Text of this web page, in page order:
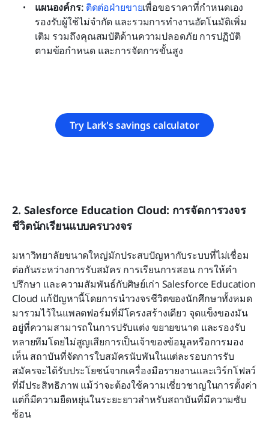
แผนองค์กร: ติดต่อฝ่ายขายเพื่อขอราคาที่กำหนดเอง
รองรับผู้ใช้ไม่จำกัด และรวมการทำงานอัตโนมัติเพิ่ม
เติม รวมถึงคุณสมบัติด้านความปลอดภัย การปฏิบัติ
ตามข้อกำหนด และการจัดการขั้นสูง
Try Lark's savings calculator
2. Salesforce Education Cloud: การจัดการวงจร
ชีวิตนักเรียนแบบครบวงจร
มหาวิทยาลัยขนาดใหญ่มักประสบปัญหากับระบบที่ไม่เชื่อม
ต่อกันระหว่างการรับสมัคร การเรียนการสอน การให้คำ
ปรึกษา และความสัมพันธ์กับศิษย์เก่า Salesforce Education
Cloud แก้ปัญหานี้โดยการนำวงจรชีวิตของนักศึกษาทั้งหมด
มารวมไว้ในแพลตฟอร์มที่มีโครงสร้างเดียว จุดแข็งของมัน
อยู่ที่ความสามารถในการปรับแต่ง ขยายขนาด และรองรับ
หลายทีมโดยไม่สูญเสียการเป็นเจ้าของข้อมูลหรือการมอง
เห็น สถาบันที่จัดการใบสมัครนับพันในแต่ละรอบการรับ
สมัครจะได้รับประโยชน์จากเครื่องมือรายงานและเวิร์กโฟลว์
ที่มีประสิทธิภาพ แม้ว่าจะต้องใช้ความเชี่ยวชาญในการตั้งค่า
แต่ก็มีความยืดหยุ่นในระยะยาวสำหรับสถาบันที่มีความซับ
ซ้อน